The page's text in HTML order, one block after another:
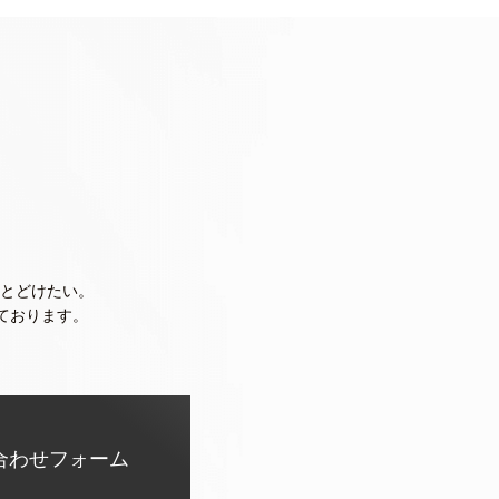
どけたい。
おります。
わせフォーム